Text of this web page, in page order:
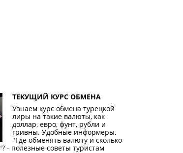
ТЕКУЩИЙ КУРС ОБМЕНА
Узнаем курс обмена турецкой
лиры на такие валюты, как
доллар, евро, фунт, рубли и
гривны. Удобные информеры.
"Где обменять валюту и сколько
- полезные советы туристам